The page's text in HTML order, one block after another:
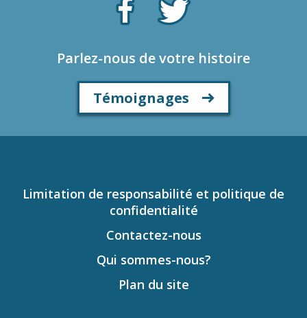
Parlez-nous de votre histoire
Témoignages
Limitation de responsabilité et politique de
confidentialité
Contactez-nous
Qui sommes-nous?
Plan du site